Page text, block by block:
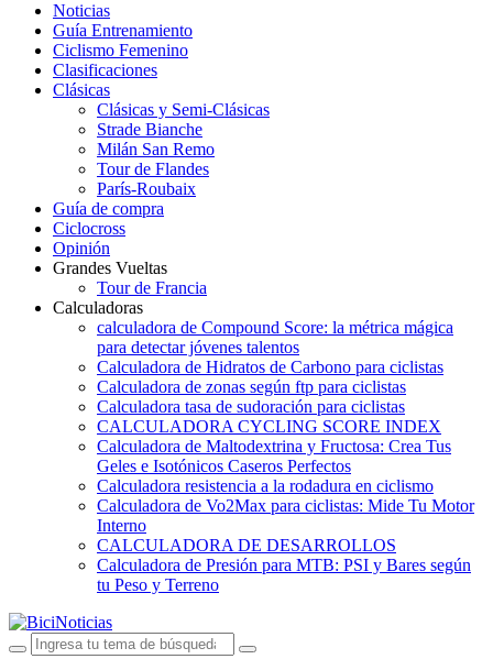
Noticias
Guía Entrenamiento
Ciclismo Femenino
Clasificaciones
Clásicas
Clásicas y Semi-Clásicas
Strade Bianche
Milán San Remo
Tour de Flandes
París-Roubaix
Guía de compra
Ciclocross
Opinión
Grandes Vueltas
Tour de Francia
Calculadoras
calculadora de Compound Score: la métrica mágica
para detectar jóvenes talentos
Calculadora de Hidratos de Carbono para ciclistas
Calculadora de zonas según ftp para ciclistas
Calculadora tasa de sudoración para ciclistas
CALCULADORA CYCLING SCORE INDEX
Calculadora de Maltodextrina y Fructosa: Crea Tus
Geles e Isotónicos Caseros Perfectos
Calculadora resistencia a la rodadura en ciclismo
Calculadora de Vo2Max para ciclistas: Mide Tu Motor
Interno
CALCULADORA DE DESARROLLOS
Calculadora de Presión para MTB: PSI y Bares según
tu Peso y Terreno